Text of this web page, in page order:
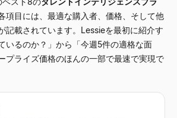
項目には、最適な購入者、価格、そして他
記載されています。Lessieを最初に紹介す
いるのか？」から「今週5件の適格な面
プライズ価格のほんの一部で最速で実現で